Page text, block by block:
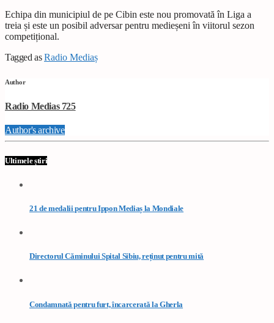
Echipa din municipiul de pe Cibin este nou promovată în Liga a
treia și este un posibil adversar pentru medieșeni în viitorul sezon
competițional.
Tagged asRadio Mediaș
Author
Radio Medias 725
Author's archive
Ultimele știri
21 de medalii pentru Ippon Mediaș la Mondiale
Directorul Căminului Spital Sibiu, reținut pentru mită
Condamnată pentru furt, încarcerată la Gherla